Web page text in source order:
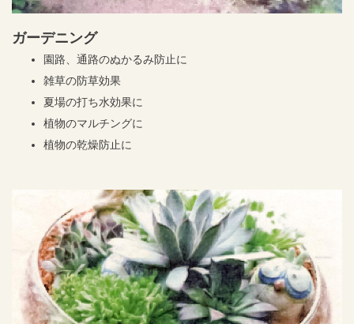
ガーデニング
園路、通路のぬかるみ防止に
雑草の防草効果
夏場の打ち水効果に
植物のマルチングに
植物の乾燥防止に